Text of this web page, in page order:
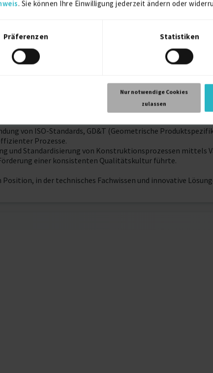
. Sie können Ihre Einwilligung jederzeit ändern oder
Präferenzen Statistiken
Nur notwendige Cookies
zulassen
mit über 30 Jahren Berufserfahrung in der Entwicklung,
wie Creo Parametrics sowie FEM-Software wie ANSYS
, und Maschinenbaubranche, mit
Zusammenarbeit und der Beratung interner und
von ISO-Standards, GD&T (Geometrische
Prozesse.
und Standardisierung von Konstruktionsprozessen mittels
einer konsistenten Qualitätskultur führte.
in der technisches Fachwissen und innovative